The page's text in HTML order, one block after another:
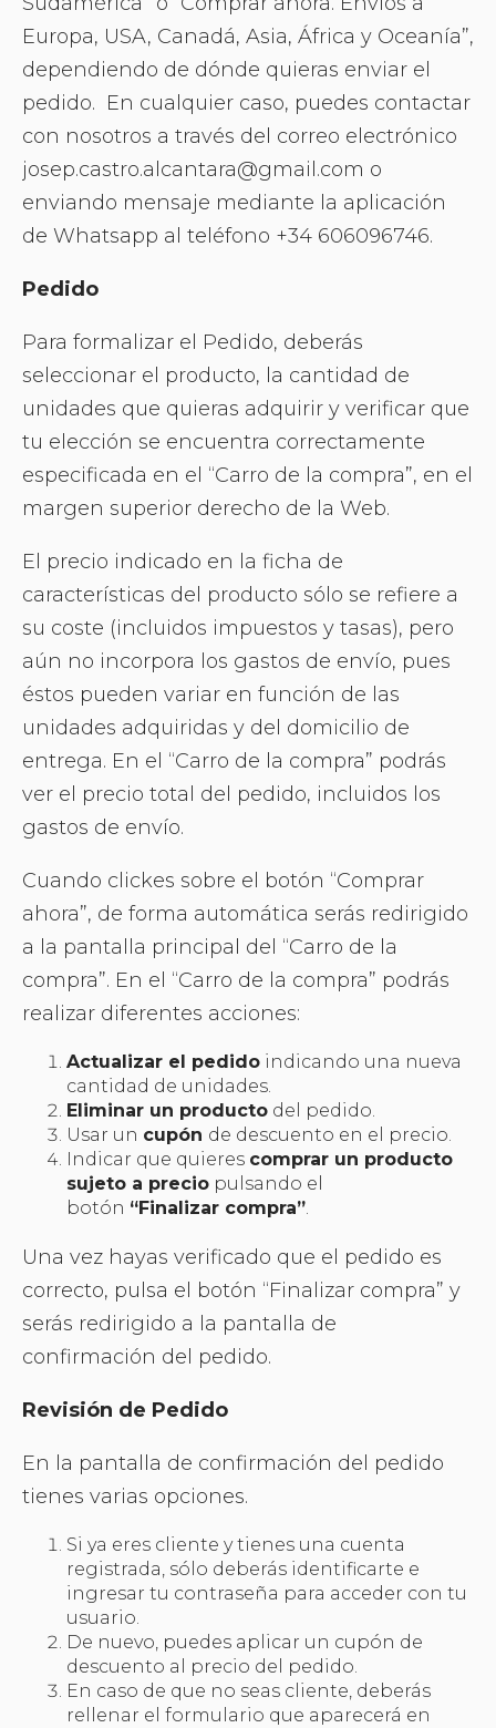
Europa, USA, Canadá, Asia, África y Oceanía”,
dependiendo de dónde quieras enviar el
pedido. En cualquier caso, puedes contactar
con nosotros a través del correo electrónico
josep.castro.alcantara@gmail.com o
enviando mensaje mediante la aplicación
de Whatsapp al teléfono +34 606096746.
Pedido
Para formalizar el Pedido, deberás
seleccionar el producto, la cantidad de
unidades que quieras adquirir y verificar que
tu elección se encuentra correctamente
especificada en el “Carro de la compra”, en el
margen superior derecho de la Web.
El precio indicado en la ficha de
características del producto sólo se refiere a
su coste (incluidos impuestos y tasas), pero
aún no incorpora los gastos de envío, pues
éstos pueden variar en función de las
unidades adquiridas y del domicilio de
entrega. En el “Carro de la compra” podrás
ver el precio total del pedido, incluidos los
gastos de envío.
Cuando clickes sobre el botón “Comprar
ahora”, de forma automática serás redirigido
a la pantalla principal del “Carro de la
compra”. En el “Carro de la compra” podrás
realizar diferentes acciones:
Actualizar el pedido indicando una nueva
cantidad de unidades.
Eliminar un producto del pedido.
Usar un cupón de descuento en el precio.
Indicar que quieres comprar un producto
sujeto a precio pulsando el
botón “Finalizar compra”.
Una vez hayas verificado que el pedido es
correcto, pulsa el botón “Finalizar compra” y
serás redirigido a la pantalla de
confirmación del pedido.
Revisión de Pedido
En la pantalla de confirmación del pedido
tienes varias opciones.
Si ya eres cliente y tienes una cuenta
registrada, sólo deberás identificarte e
ingresar tu contraseña para acceder con tu
usuario.
De nuevo, puedes aplicar un cupón de
descuento al precio del pedido.
En caso de que no seas cliente, deberás
rellenar el formulario que aparecerá en